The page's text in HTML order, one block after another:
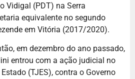
Vidigal (PDT) na Serra
equivalente no segundo
em Vitória (2017/2020).
em dezembro do ano passado,
entrou com a ação judicial no
(TJES), contra o Governo